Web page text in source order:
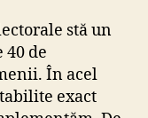
stă un
40 de
În acel
exact